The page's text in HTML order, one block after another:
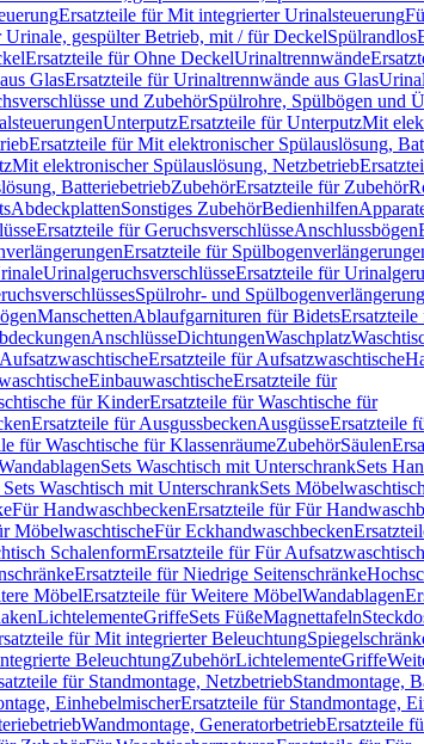
Ersatzteile für Mit integrierter Urinalsteuerung
Urinale, gespülter Betrieb, mit / für DeckelSpülrandlos
Ersatzteile für Ohne DeckelUrinaltrennwände
GlasErsatzteile für Urinaltrennwände aus Glas
und ZubehörSpülrohre, Spülbögen und
UnterputzErsatzteile für UnterputzMit
Ersatzteile für Mit elektronischer Spülauslösung,
Mit elektronischer Spülauslösung, Netzbetrieb
BatteriebetriebZubehörErsatzteile für Zubehör
AbdeckplattenSonstiges ZubehörBedienhilfen
Ersatzteile für GeruchsverschlüsseAnschlussbögen
Ersatzteile für
UrinalgeruchsverschlüsseErsatzteile für
Spülrohr- und
ManschettenAblaufgarnituren für Bidets
AnschlüsseDichtungenWaschplatz
AufsatzwaschtischeErsatzteile für Aufsatzwaschtische
EinbauwaschtischeErsatzteile für
für KinderErsatzteile für Waschtische für
Ersatzteile für AusgussbeckenAusgüsseErsatzteile
für Waschtische für KlassenräumeZubehörSäulen
Sets Waschtisch mit UnterschrankSets
Waschtisch mit UnterschrankSets
Für HandwaschbeckenErsatzteile für Für
MöbelwaschtischeFür Eckhandwaschbecken
SchalenformErsatzteile für Für
Ersatzteile für Niedrige Seitenschränke
MöbelErsatzteile für Weitere MöbelWandablagen
LichtelementeGriffeSets FüßeMagnettafeln
für Mit integrierter Beleuchtung
BeleuchtungZubehörLichtelementeGriffe
für Standmontage, NetzbetriebStandmontage,
EinhebelmischerErsatzteile für Standmontage,
Wandmontage, GeneratorbetriebErsatzteile